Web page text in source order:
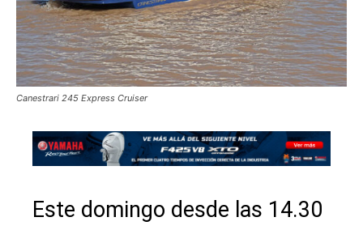
Canestrari 245 Express Cruiser
Este domingo desde las 14.30